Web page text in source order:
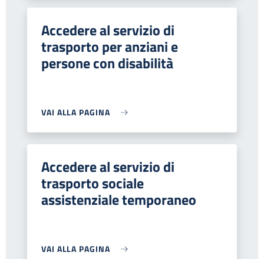
Accedere al servizio di
trasporto per anziani e
persone con disabilità
VAI ALLA PAGINA
Accedere al servizio di
trasporto sociale
assistenziale temporaneo
VAI ALLA PAGINA